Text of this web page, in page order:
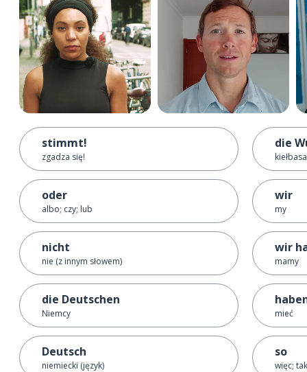
stimmt!
zgadza się!
oder
albo; czy; lub
nicht
nie (z innym słowem)
die Deutschen
Niemcy
Deutsch
niemiecki (język)
die
wir
my
wir
mamy
mieć
so
więc; tak